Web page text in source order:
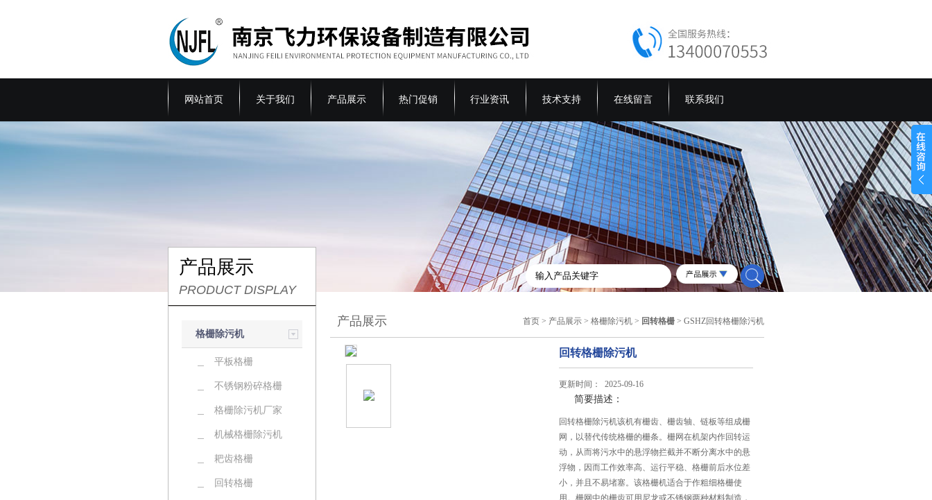
网站首页 关于我们 产品展示 热门促销 行业资讯 技术支持 在线留言 联系我们
产品展示
PRODUCT DISPLAY
格栅除污机
平板格栅
不锈钢粉碎格栅
格栅除污机厂家
机械格栅除污机
耙齿格栅
回转格栅
产品展示 首页 > 产品展示 >格栅除污机 > 回转格栅 > GSHZ回转格栅除污机
回转格栅除污机
更新时间： 2025-09-16
简要描述：
回转格栅除污机该机有栅齿、栅齿轴、链板等组成栅
网，以替代传统格栅的栅条。栅网在机架内作回转运
动，从而将污水中的悬浮物拦截并不断分离水中的悬
浮物，因而工作效率高、运行平稳、格栅前后水位差
小，并且不易堵塞。该格栅机适合于作粗细格栅使
用。栅网中的栅齿可用尼龙或不锈钢两种材料制造，